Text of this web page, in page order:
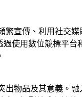
宣傳、利用社交
使用數位競標平台
物品及其意義。